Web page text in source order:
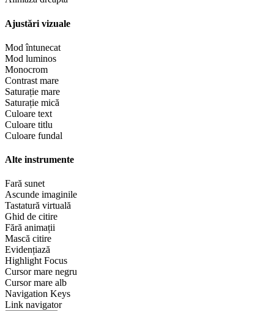
Ajustări vizuale
Mod întunecat
Mod luminos
Monocrom
Contrast mare
Saturație mare
Saturație mică
Culoare text
Culoare titlu
Culoare fundal
Alte instrumente
Fară sunet
Ascunde imaginile
Tastatură virtuală
Ghid de citire
Fără animații
Mască citire
Evidențiază
Highlight Focus
Cursor mare negru
Cursor mare alb
Navigation Keys
Link navigator